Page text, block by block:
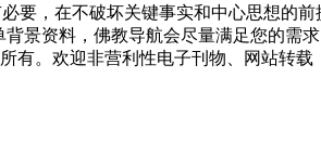
要，在不破坏关键事实和中心思想的
景资料，佛教导航会尽量满足您的需求
。欢迎非营利性电子刊物、网站转载